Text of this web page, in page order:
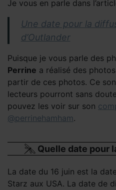
Je vous en parle dans
Une date pour la
d’Outlander
Puisque je vous parle des
Perrine a réalisé des
partir de ces photos. Ce
lecteurs pourront sans
pouvez les voir sur son
@perrinehamham.
Quelle date pour
La date du 16 juin est la
Starz aux USA. La date de